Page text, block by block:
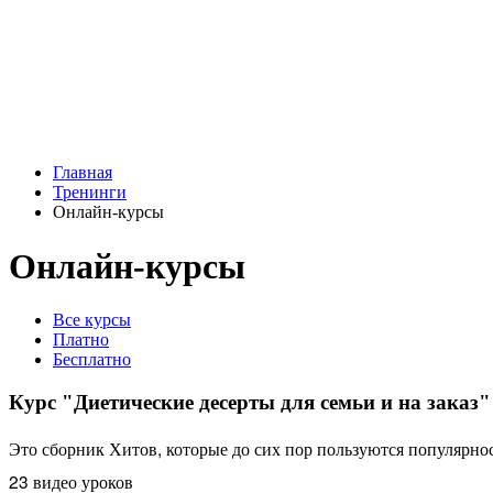
Главная
Тренинги
Онлайн-курсы
Онлайн-курсы
Все курсы
Платно
Бесплатно
Курс "Диетические десерты для семьи и на заказ"
Это сборник Хитов, которые до сих пор пользуются
23 видео уроков